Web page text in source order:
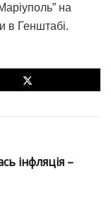
на
в Генштабі.
інфляція –